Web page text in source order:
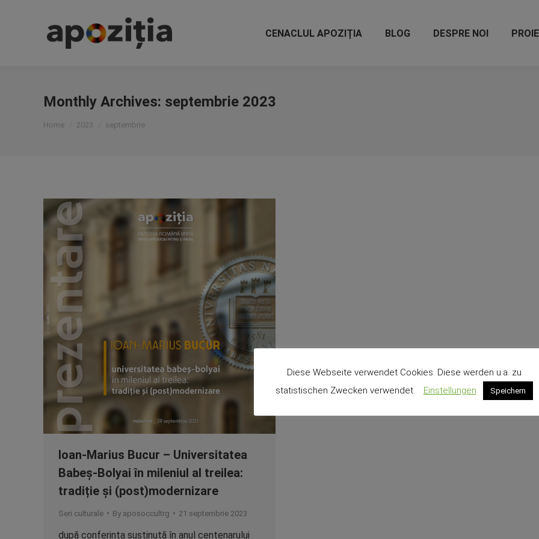
CENACLUL APOZIȚIA BLOG DESPRE NOI
Monthly Archives: septembrie 2023
You are here:
Home 2023 septembrie
Ioan-Marius Bucur – Universitatea
Babeș-Bolyai în mileniul al treilea:
tradiție și (post)modernizare
Seri culturale By aposoccultrg 21 septembrie 2023
după conferința susținută în anul centenarului
Diese Webseite verwendet Cookies. Diese werden u.a. zu
statistischen Zwecken verwendet.
Einstellungen Speichern